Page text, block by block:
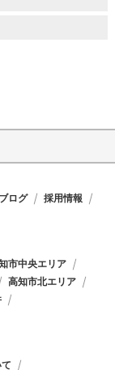
ログ
採用情報
市中央エリア
高知市北エリア